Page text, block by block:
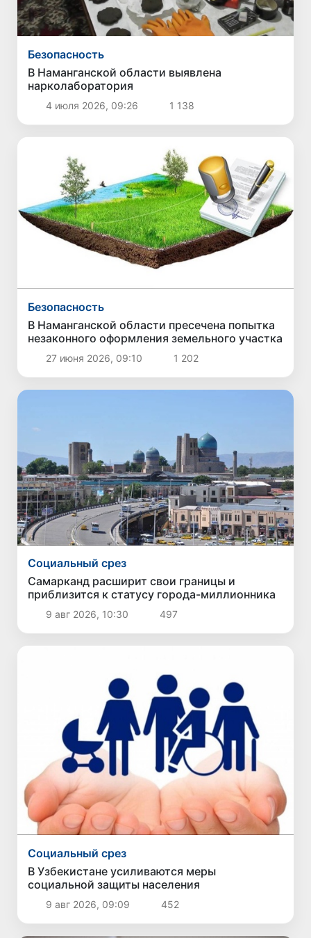
Безопасность
В Наманганской области выявлена
нарколаборатория
4 июля 2026, 09:26 1 138
Безопасность
В Наманганской области пресечена попытка
незаконного оформления земельного участка
27 июня 2026, 09:10 1 202
Социальный срез
Самарканд расширит свои границы и
приблизится к статусу города-миллионника
9 авг 2026, 10:30 497
Социальный срез
В Узбекистане усиливаются меры
социальной защиты населения
9 авг 2026, 09:09 452